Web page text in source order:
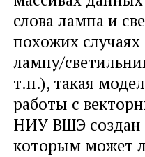
слова лампа и
похожих
лампу/
т.п.), такая
работы с
НИУ ВШЭ создан
которым может